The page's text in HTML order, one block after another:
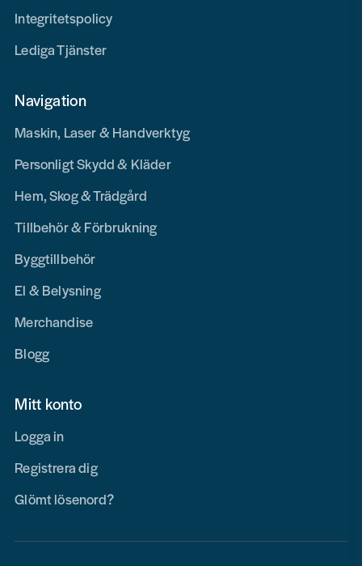
Integritetspolicy
Lediga Tjänster
Navigation
Maskin, Laser & Handverktyg
Personligt Skydd & Kläder
Hem, Skog & Trädgård
Tillbehör & Förbrukning
Byggtillbehör
El & Belysning
Merchandise
Blogg
Mitt konto
Logga in
Registrera dig
Glömt lösenord?